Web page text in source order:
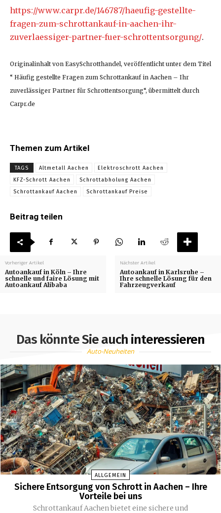
https://www.carpr.de/146787/haeufig-gestellte-
fragen-zum-schrottankauf-in-aachen-ihr-
zuverlaessiger-partner-fuer-schrottentsorgung/.
Originalinhalt von EasySchrotthandel, veröffentlicht unter dem Titel
“ Häufig gestellte Fragen zum Schrottankauf in Aachen – Ihr
zuverlässiger Partner für Schrottentsorgung“, übermittelt durch
Carpr.de
Themen zum Artikel
TAGS Altmetall Aachen
Elektroschrott Aachen
KFZ-Schrott Aachen
Schrottabholung Aachen
Schrottankauf Aachen
Schrottankauf Preise
Beitrag teilen
Vorheriger Artikel
Autoankauf in Köln – Ihre
schnelle und faire Lösung mit
Autoankauf Alibaba
Nächster Artikel
Autoankauf in Karlsruhe –
Ihre schnelle Lösung für den
Fahrzeugverkauf
Das könnte Sie auch interessieren
Auto-Neuheiten
ALLGEMEIN
Sichere Entsorgung von Schrott in Aachen – Ihre
Vorteile bei uns
Schrottankauf Aachen bietet eine sichere und